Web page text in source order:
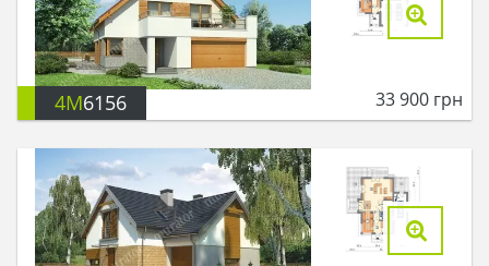
4M6156 33 900 грн